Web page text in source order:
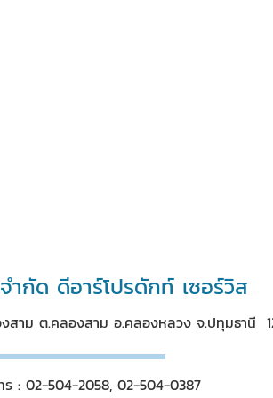
ำกัด ดีอาร์โปรดักท์ เซอร์วิส
สาม ต.คลองสาม อ.คลองหลวง จ.ปทุมธานี
ร : 02-504-2058, 02-504-0387